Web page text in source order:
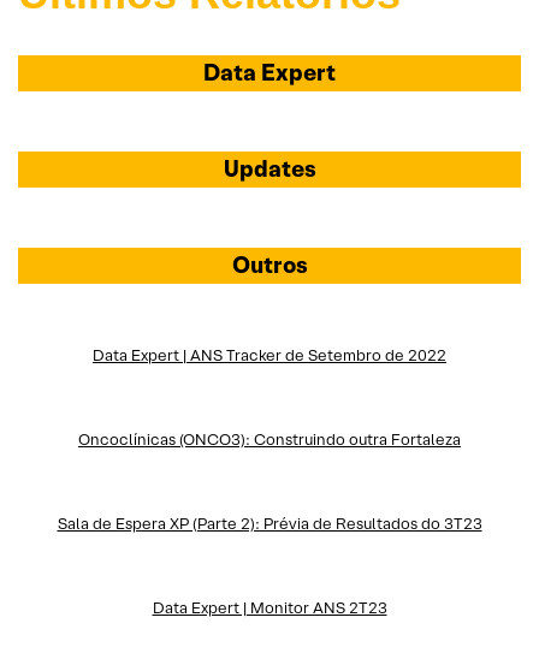
Data Expert
Updates
Outros
Data Expert | ANS Tracker de Setembro de 2022
Oncoclínicas (ONCO3): Construindo outra Fortaleza
Sala de Espera XP (Parte 2): Prévia de Resultados do 3T23
Data Expert | Monitor ANS 2T23